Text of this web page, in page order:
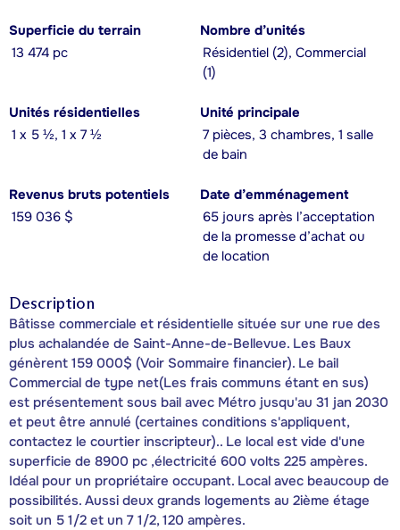
Superficie du terrain
13 474 pc
Nombre d’unités
Résidentiel (2), Commercial
(1)
Unités résidentielles
1 x 5 ½, 1 x 7 ½
Unité principale
7 pièces, 3 chambres, 1 salle
de bain
Revenus bruts potentiels
159 036 $
Date d’emménagement
65 jours après l’acceptation
de la promesse d’achat ou
de location
Description
Bâtisse commerciale et résidentielle située sur une rue des
plus achalandée de Saint-Anne-de-Bellevue. Les Baux
génèrent 159 000$ (Voir Sommaire financier). Le bail
Commercial de type net(Les frais communs étant en sus)
est présentement sous bail avec Métro jusqu'au 31 jan 2030
et peut être annulé (certaines conditions s'appliquent,
contactez le courtier inscripteur).. Le local est vide d'une
superficie de 8900 pc ,électricité 600 volts 225 ampères.
Idéal pour un propriétaire occupant. Local avec beaucoup de
possibilités. Aussi deux grands logements au 2ième étage
soit un 5 1/2 et un 7 1/2, 120 ampères.